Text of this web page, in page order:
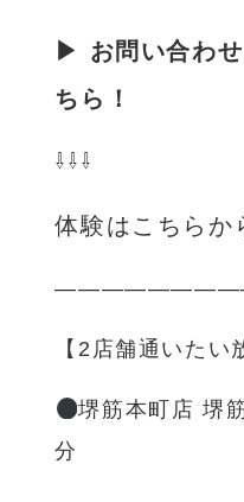
▶ お問い合わ
ちら！
⇩⇩⇩
体験はこちらか
【2店舗通いたい
堺筋本町店 堺
分